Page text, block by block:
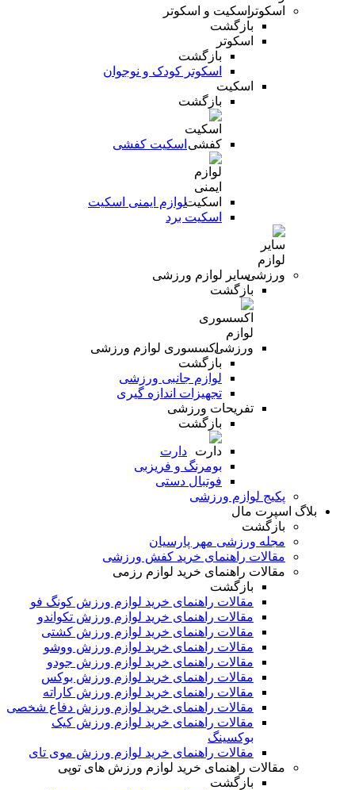
اسکیت و اسکوتر
بازگشت
اسکوتر
بازگشت
اسکوتر کودک و نوجوان
اسکیت
بازگشت
اسکیت کفشی
لوازم ایمنی اسکیت
اسکیت برد
سایر لوازم ورزشی
بازگشت
اکسسوری لوازم ورزشی
بازگشت
لوازم جانبی ورزشی
تجهیزات اندازه گیری
تفریحات ورزشی
بازگشت
دارت
بومرنگ و فریزبی
فوتبال دستی
پکیج لوازم ورزشی
بلاگ اسپرت مال
بازگشت
مجله ورزشی مهر پارسیان
مقالات راهنمای خرید کفش ورزشی
مقالات راهنمای خرید لوازم رزمی
بازگشت
مقالات راهنمای خرید لوازم ورزش کونگ فو
مقالات راهنمای خرید لوازم ورزش تکواندو
مقالات راهنمای خرید لوازم ورزش کشتی
مقالات راهنمای خرید لوازم ورزش ووشو
مقالات راهنمای خرید لوازم ورزش جودو
مقالات راهنمای خرید لوازم ورزش بوکس
مقالات راهنمای خرید لوازم ورزش کاراته
مقالات راهنمای خرید لوازم ورزش دفاع شخصی
مقالات راهنمای خرید لوازم ورزش کیک
بوکسینگ
مقالات راهنمای خرید لوازم ورزش موی تای
مقالات راهنمای خرید لوازم ورزش های توپی
بازگشت